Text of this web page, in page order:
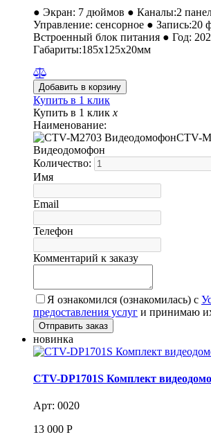
● Экран: 7 дюймов ● Каналы:2
Управление: сенсорное ● Запись:20
Встроенный блок питания ● Год:
Габариты:185х125х20мм
Купить в 1 клик
Купить в 1 клик x
Наименование:
CTV-
Видеодомофон
Количество:
Имя
Email
Телефон
Комментарий к заказу
Я ознакомился (ознакомилась) с
предоставления услуг и принимаю
новинка
CTV-DP1701S Комплект
Арт: 0020
13 000 Р